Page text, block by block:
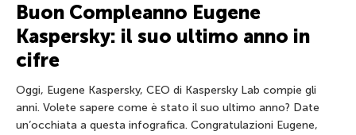
Buon Compleanno Eugene
Kaspersky: il suo ultimo anno in
cifre
Oggi, Eugene Kaspersky, CEO di Kaspersky Lab compie gli
anni. Volete sapere come è stato il suo ultimo anno? Date
un’occhiata a questa infografica. Congratulazioni Eugene,